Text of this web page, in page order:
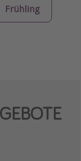
Frühling